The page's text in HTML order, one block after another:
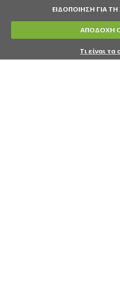
ΕΙΔΟΠΟΙΗΣΗ ΓΙΑ ΤΗ
ΑΠΟΔΟΧΗ
Τι είναι τα